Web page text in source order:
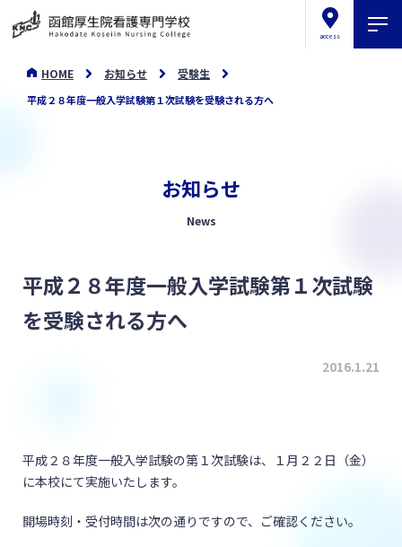
access
HOME お知らせ 受験生
平成２８年度一般入学試験第１次試験を受験される方へ
お知らせ
News
平成２８年度一般入学試験第１次試験
を受験される方へ
2016.1.21
平成２８年度一般入学試験の第１次試験は、１月２２日（金）
に本校にて実施いたします。
開場時刻・受付時間は次の通りですので、ご確認ください。